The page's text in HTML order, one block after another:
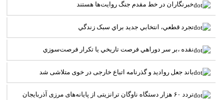
خبرنگاران در خط مقدم جنگ روايت‌ها هستند
تجرد قطعي، انتخابي جديد براي سبک زندگي
نقده ،بر سر دوراهي فرصت تاريخي يا تکرار فرصت‌سوزي
باند جعل روادید و گذرنامه اتباع خارجی در خوی متلاشی شد
تردد ۶۰ هزار دستگاه ناوگان ترانزیتی از پایانه‌های مرزی آذربایجان